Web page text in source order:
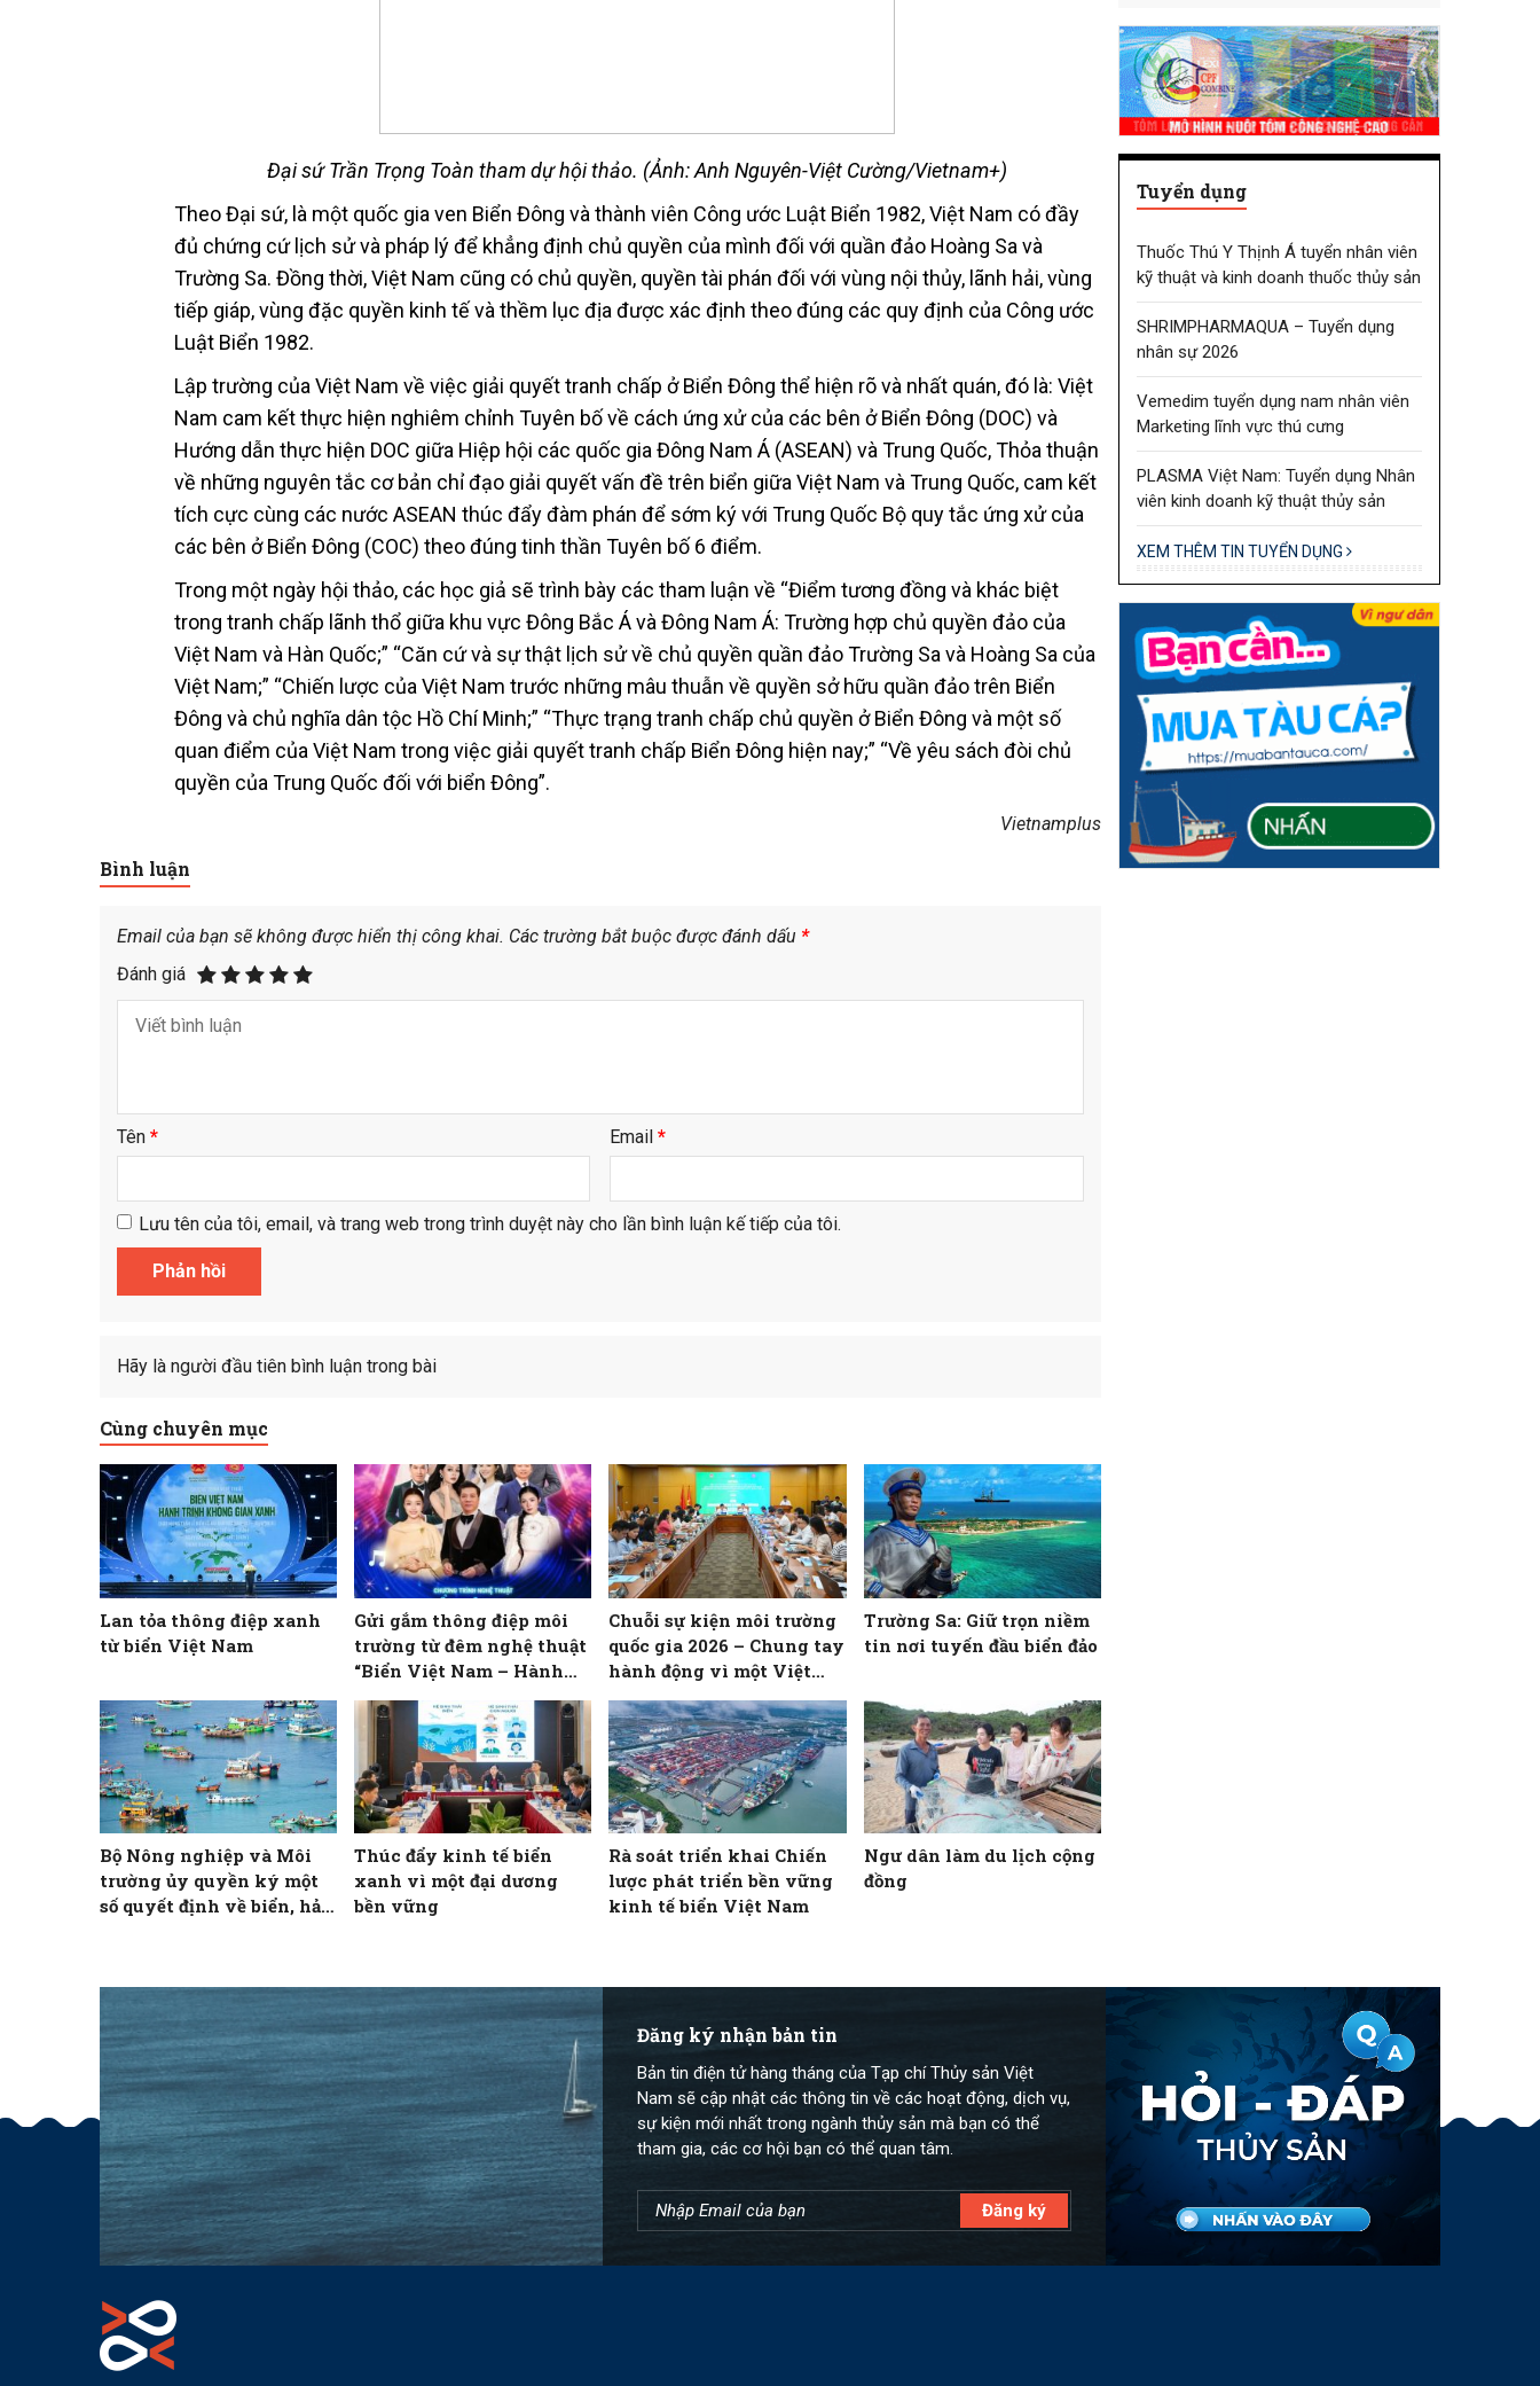
Đại sứ Trần Trọng Toàn tham dự hội thảo. (Ảnh: Anh Nguyên-Việt Cường/Vietnam+)
Theo Đại sứ, là một quốc gia ven Biển Đông và thành viên Công ước Luật Biển 1982, Việt Nam có đầy
đủ chứng cứ lịch sử và pháp lý để khẳng định chủ quyền của mình đối với quần đảo Hoàng Sa và
Trường Sa. Đồng thời, Việt Nam cũng có chủ quyền, quyền tài phán đối với vùng nội thủy, lãnh hải, vùng
tiếp giáp, vùng đặc quyền kinh tế và thềm lục địa được xác định theo đúng các quy định của Công ước
Luật Biển 1982.
Lập trường của Việt Nam về việc giải quyết tranh chấp ở Biển Đông thể hiện rõ và nhất quán, đó là: Việt
Nam cam kết thực hiện nghiêm chỉnh Tuyên bố về cách ứng xử của các bên ở Biển Đông (DOC) và
Hướng dẫn thực hiện DOC giữa Hiệp hội các quốc gia Đông Nam Á (ASEAN) và Trung Quốc, Thỏa thuận
về những nguyên tắc cơ bản chỉ đạo giải quyết vấn đề trên biển giữa Việt Nam và Trung Quốc, cam kết
tích cực cùng các nước ASEAN thúc đẩy đàm phán để sớm ký với Trung Quốc Bộ quy tắc ứng xử của
các bên ở Biển Đông (COC) theo đúng tinh thần Tuyên bố 6 điểm.
Trong một ngày hội thảo, các học giả sẽ trình bày các tham luận về “Điểm tương đồng và khác biệt
trong tranh chấp lãnh thổ giữa khu vực Đông Bắc Á và Đông Nam Á: Trường hợp chủ quyền đảo của
Việt Nam và Hàn Quốc;” “Căn cứ và sự thật lịch sử về chủ quyền quần đảo Trường Sa và Hoàng Sa của
Việt Nam;” “Chiến lược của Việt Nam trước những mâu thuẫn về quyền sở hữu quần đảo trên Biển
Đông và chủ nghĩa dân tộc Hồ Chí Minh;” “Thực trạng tranh chấp chủ quyền ở Biển Đông và một số
quan điểm của Việt Nam trong việc giải quyết tranh chấp Biển Đông hiện nay;” “Về yêu sách đòi chủ
quyền của Trung Quốc đối với biển Đông”.
Vietnamplus
Bình luận
Email của bạn sẽ không được hiển thị công khai. Các trường bắt buộc được đánh dấu *
Đánh giá
Tên * Email*
Lưu tên của tôi, email, và trang web trong trình duyệt này cho lần bình luận kế tiếp của tôi.
Hãy là người đầu tiên bình luận trong bài
Cùng chuyên mục
Lan tỏa thông điệp xanh
từ biển Việt Nam
Gửi gắm thông điệp môi
trường từ đêm nghệ thuật
“Biển Việt Nam – Hành
trình không gian xanh”
Chuỗi sự kiện môi trường
quốc gia 2026 – Chung tay
hành động vì một Việt
Nam xanh
Trường Sa: Giữ trọn niềm
tin nơi tuyến đầu biển đảo
Bộ Nông nghiệp và Môi
trường ủy quyền ký một
số quyết định về biển, hải
Thúc đẩy kinh tế biển
xanh vì một đại dương
bền vững
Rà soát triển khai Chiến
lược phát triển bền vững
kinh tế biển Việt Nam
Ngư dân làm du lịch cộng
đồng
Tuyển dụng
Thuốc Thú Y Thịnh Á tuyển nhân viên
kỹ thuật và kinh doanh thuốc thủy sản
SHRIMPHARMAQUA – Tuyển dụng
nhân sự 2026
Vemedim tuyển dụng nam nhân viên
Marketing lĩnh vực thú cưng
PLASMA Việt Nam: Tuyển dụng Nhân
viên kinh doanh kỹ thuật thủy sản
XEM THÊM TIN TUYỂN DỤNG
Đăng ký nhận bản tin
Bản tin điện tử hàng tháng của Tạp chí Thủy sản Việt
Nam sẽ cập nhật các thông tin về các hoạt động, dịch vụ,
sự kiện mới nhất trong ngành thủy sản mà bạn có thể
tham gia, các cơ hội bạn có thể quan tâm.